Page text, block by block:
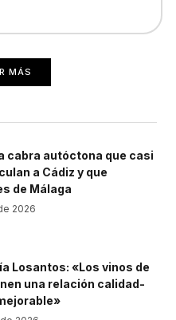
MÁS
cabra autóctona que casi
a Cádiz y que
de Málaga
2026
Losantos: «Los vinos de
una relación calidad-